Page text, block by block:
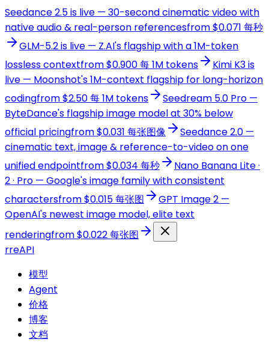
Seedance 2.5 is live — 30-second cinematic video with
native audio & real-person referencesfrom $0.071 每秒
GLM-5.2 is live — Z.AI's flagship with a 1M-token
lossless contextfrom $0.900 每 1M tokens
Kimi K3 is
live — Moonshot's 1M-context flagship for long-horizon
codingfrom $2.50 每 1M tokens
Seedream 5.0 Pro —
ByteDance's flagship image model at 30% below
official pricingfrom $0.031 每张图像
Seedance 2.0 —
cinematic text, image & reference-to-video on one
unified endpointfrom $0.034 每秒
Nano Banana Lite ·
2 · Pro — Google's image family with consistent
charactersfrom $0.015 每张图
GPT Image 2 —
OpenAI's newest image model, elite text
renderingfrom $0.022 每张图
rreAPI
模型
Agent
价格
博客
文档